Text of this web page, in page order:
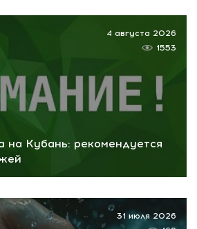
на Кубань: рекомендуется
4 августа 2026
1553
31 июля 2026